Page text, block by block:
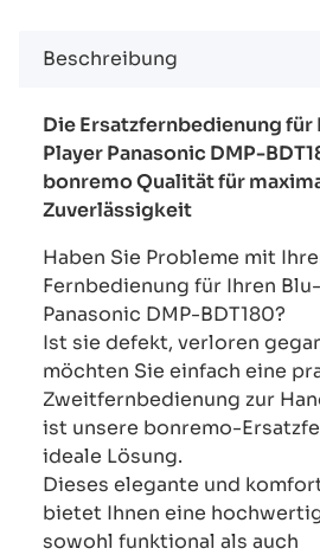
Beschreibung
Die Ersatzfernbedienung für
Player Panasonic DMP-
bonremo Qualität für
Zuverlässigkeit
Haben Sie Probleme mit
Fernbedienung für Ihren
Panasonic DMP-BDT180?
Ist sie defekt, verloren
möchten Sie einfach eine
Zweitfernbedienung zur
ist unsere bonremo-
ideale Lösung.
Dieses elegante und
bietet Ihnen eine
sowohl funktional als auch